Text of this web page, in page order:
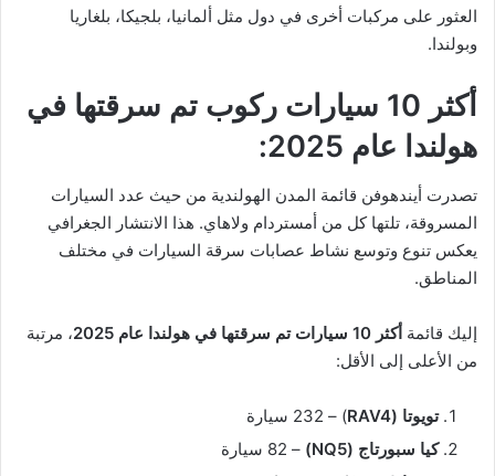
العثور على مركبات أخرى في دول مثل ألمانيا، بلجيكا، بلغاريا
وبولندا.
أكثر 10 سيارات ركوب تم سرقتها في
هولندا عام 2025:
تصدرت أيندهوفن قائمة المدن الهولندية من حيث عدد السيارات
المسروقة، تلتها كل من أمستردام ولاهاي. هذا الانتشار الجغرافي
يعكس تنوع وتوسع نشاط عصابات سرقة السيارات في مختلف
المناطق.
إليك قائمة أكثر 10 سيارات تم سرقتها في هولندا عام 2025
، مرتبة
من الأعلى إلى الأقل:
تويوتا (RAV4
) – 232 سيارة
كيا سبورتاج (NQ5)
– 82 سيارة